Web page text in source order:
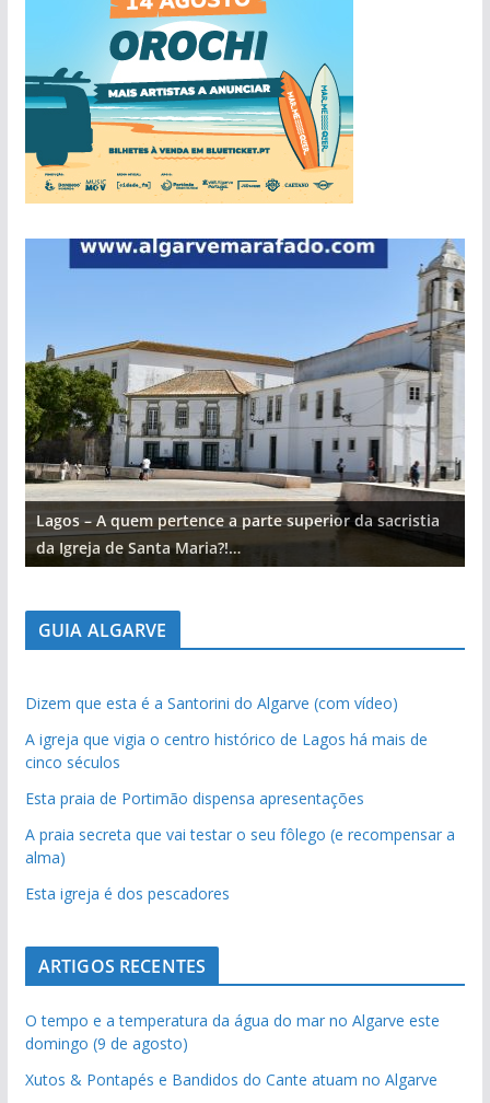
Lagos – A quem pertence a parte superior da sacristia
da Igreja de Santa Maria?!…
GUIA ALGARVE
Dizem que esta é a Santorini do Algarve (com vídeo)
A igreja que vigia o centro histórico de Lagos há mais de
cinco séculos
Esta praia de Portimão dispensa apresentações
A praia secreta que vai testar o seu fôlego (e recompensar a
alma)
Esta igreja é dos pescadores
ARTIGOS RECENTES
O tempo e a temperatura da água do mar no Algarve este
domingo (9 de agosto)
Xutos & Pontapés e Bandidos do Cante atuam no Algarve